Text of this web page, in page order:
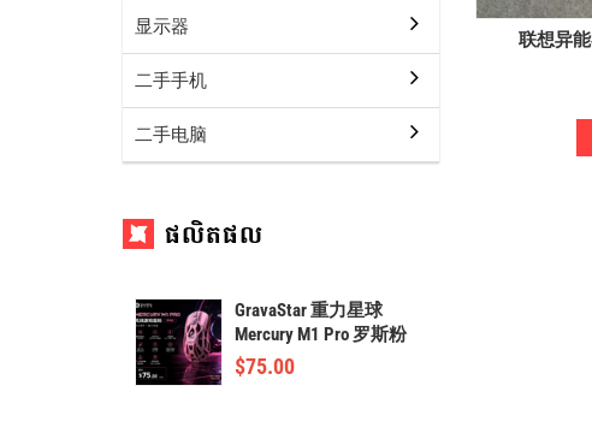
显示器
二手手机
二手电脑
ផលិតផល
GravaStar 重力星球
Mercury M1 Pro 罗斯粉
$75.00
联想异